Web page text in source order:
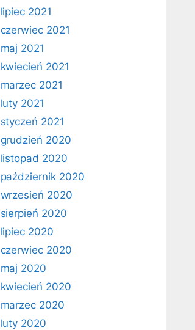
lipiec 2021
czerwiec 2021
maj 2021
kwiecień 2021
marzec 2021
luty 2021
styczeń 2021
grudzień 2020
listopad 2020
październik 2020
wrzesień 2020
sierpień 2020
lipiec 2020
czerwiec 2020
maj 2020
kwiecień 2020
marzec 2020
luty 2020